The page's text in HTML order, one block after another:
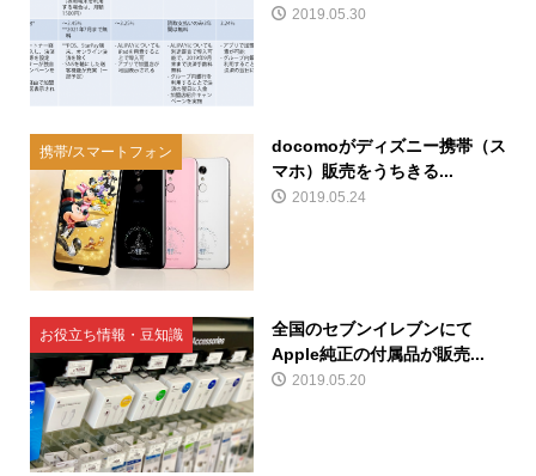
2019.05.30
携帯/スマートフォン
docomoがディズニー携帯（ス
マホ）販売をうちきる...
2019.05.24
お役立ち情報・豆知識
全国のセブンイレブンにて
Apple純正の付属品が販売...
2019.05.20